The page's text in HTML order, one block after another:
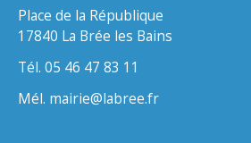
Place de la République
17840 La Brée les Bains
Tél. 05 46 47 83 11
Mél. mairie@labree.fr